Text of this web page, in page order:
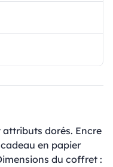
dorés. Encre
en papier
du coffret :